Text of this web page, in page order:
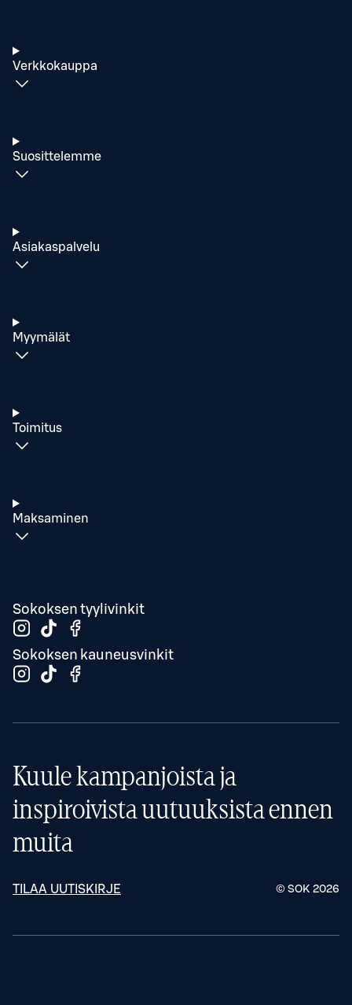
Verkkokauppa
Suosittelemme
Asiakaspalvelu
Myymälät
Toimitus
Maksaminen
Sokoksen tyylivinkit
Sokoksen kauneusvinkit
Kuule kampanjoista ja
inspiroivista uutuuksista ennen
muita
TILAA UUTISKIRJE © SOK 2026